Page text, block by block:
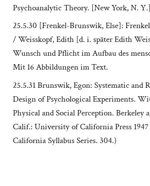
Psychoanalytic Theory. [New York, N. Y.]
25.5.30 [Frenkel-Brunswik, Else]:
/ Weisskopf, Edith [d. i. später Edith
Wunsch und Pflicht im Aufbau des
Mit 16 Abbildungen im Text.
25.5.31 Brunswik, Egon: Systematic and
Design of Psychological Experiments.
Physical and Social Perception. Berkeley
Calif.: University of California Press
California Syllabus Series. 304.)